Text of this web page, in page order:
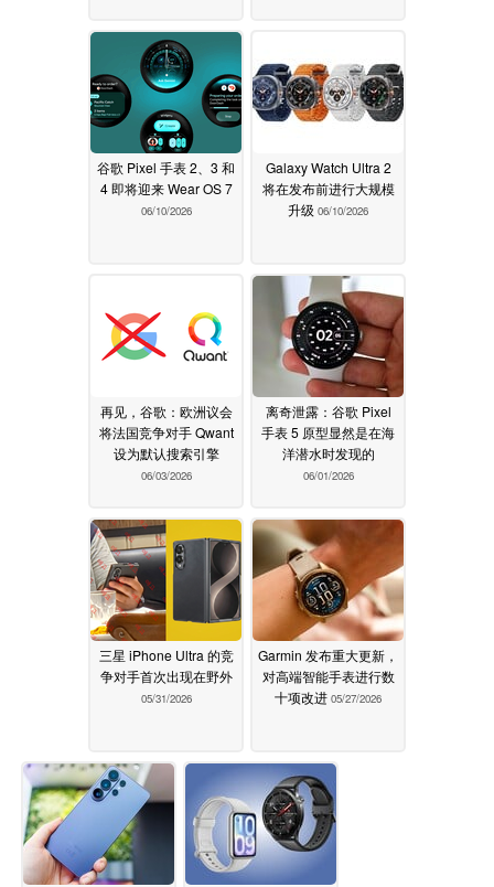
谷歌 Pixel 手表 2、3 和
4 即将迎来 Wear OS 7
06/10/2026
Galaxy Watch Ultra 2
将在发布前进行大规模
升级 06/10/2026
再见，谷歌：欧洲议会
将法国竞争对手 Qwant
设为默认搜索引擎
06/03/2026
离奇泄露：谷歌 Pixel
手表 5 原型显然是在海
洋潜水时发现的
06/01/2026
三星 iPhone Ultra 的竞
争对手首次出现在野外
05/31/2026
Garmin 发布重大更新，
对高端智能手表进行数
十项改进 05/27/2026